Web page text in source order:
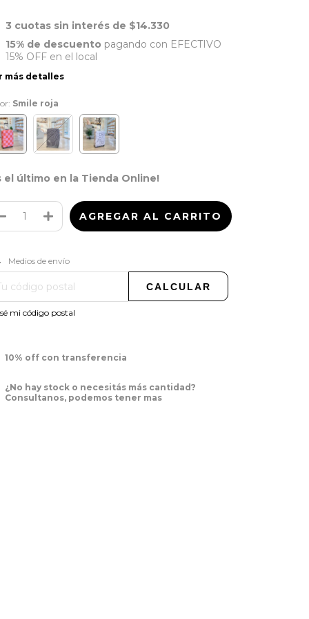
3 cuotas sin interés de $14.330
15% de descuento pagando con EFECTIVO
15% OFF en el local
más detalles
Smile roja
el último en la Tienda Online!
para el CP:
Medios de envío
CALCULAR
mi código postal
10% off con transferencia
¿No hay stock o necesitás más cantidad?
Consultanos, podemos tener mas